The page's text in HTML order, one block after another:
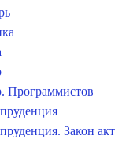
Программистов
Закон акт